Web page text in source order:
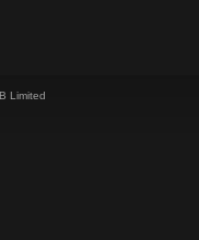
Limited